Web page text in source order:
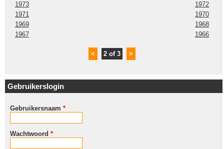
1973
1972
1971
1970
1969
1968
1967
1966
< 2 of 3 >
Gebruikerslogin
Gebruikersnaam *
Wachtwoord *